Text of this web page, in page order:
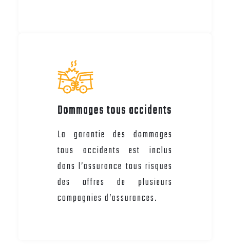
Dommages tous accidents
La garantie des dommages
tous accidents est inclus
dans l’assurance tous risques
des offres de plusieurs
compagnies d’assurances.